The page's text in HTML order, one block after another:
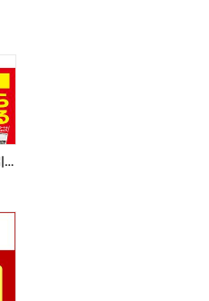
【無料引換券!】焼き麺買うとお茶引換券貰える!